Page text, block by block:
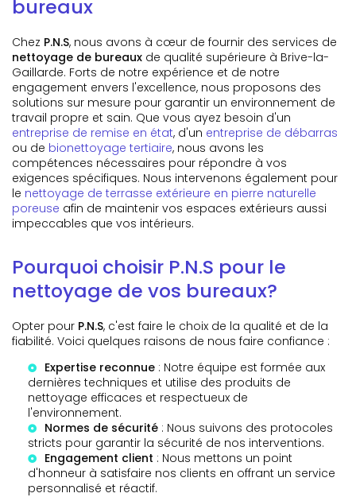
bureaux
Chez P.N.S, nous avons à cœur de fournir des services de
nettoyage de bureaux de qualité supérieure à Brive-la-
Gaillarde. Forts de notre expérience et de notre
engagement envers l'excellence, nous proposons des
solutions sur mesure pour garantir un environnement de
travail propre et sain. Que vous ayez besoin d'un
entreprise de remise en état, d'un entreprise de débarras
ou de bionettoyage tertiaire, nous avons les
compétences nécessaires pour répondre à vos
exigences spécifiques. Nous intervenons également pour
le nettoyage de terrasse extérieure en pierre naturelle
poreuse afin de maintenir vos espaces extérieurs aussi
impeccables que vos intérieurs.
Pourquoi choisir P.N.S pour le
nettoyage de vos bureaux?
Opter pour P.N.S, c'est faire le choix de la qualité et de la
fiabilité. Voici quelques raisons de nous faire confiance :
Expertise reconnue : Notre équipe est formée aux
dernières techniques et utilise des produits de
nettoyage efficaces et respectueux de
l'environnement.
Normes de sécurité : Nous suivons des protocoles
stricts pour garantir la sécurité de nos interventions.
Engagement client : Nous mettons un point
d'honneur à satisfaire nos clients en offrant un service
personnalisé et réactif.